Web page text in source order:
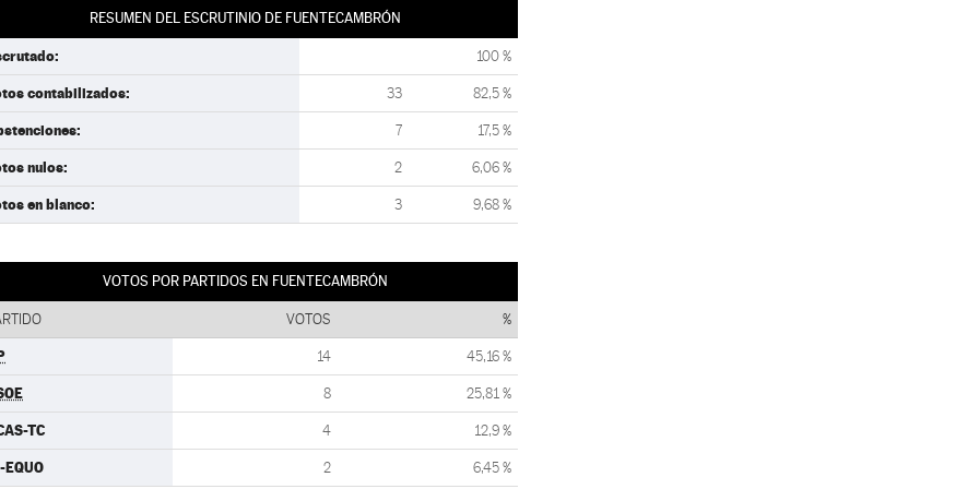
RESUMEN DEL ESCRUTINIO DE FUENTECAMBRÓN
100 %
contabilizados: 33 82,5 %
7 17,5 %
nulos: 2 6,06 %
en blanco: 3 9,68 %
VOTOS POR PARTIDOS EN FUENTECAMBRÓN
VOTOS %
14 45,16 %
8 25,81 %
TC 4 12,9 %
EQUO 2 6,45 %